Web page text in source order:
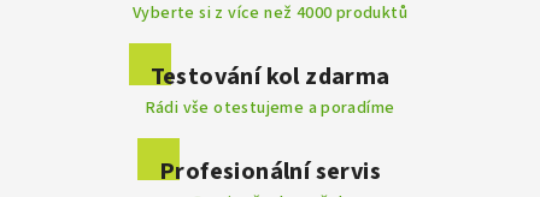
Přidat komentář
. Výrobce
disponuje velkým a moderním testovacím centrem, kde se
Vyberte si z více než 4000 produktů
Testování kol zdarma
Rádi vše otestujeme a poradíme
Profesionální servis